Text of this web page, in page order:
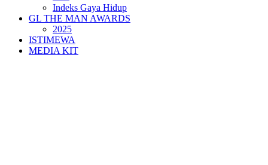
Indeks Gaya Hidup
GL THE MAN AWARDS
2025
ISTIMEWA
MEDIA KIT